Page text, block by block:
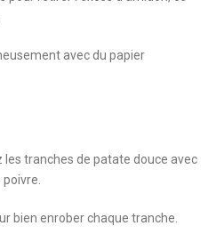
avec du papier
les tranches de patate douce avec
bien enrober chaque tranche.